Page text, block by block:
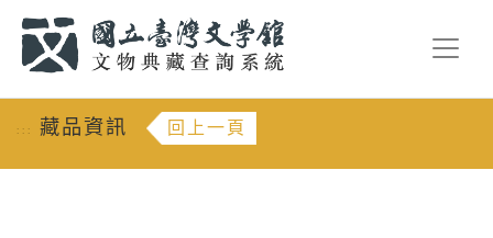
::: 藏品資訊 回上一頁